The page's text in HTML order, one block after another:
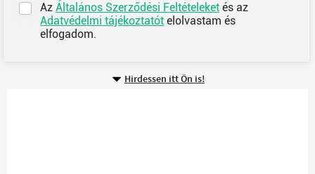
AzÁltalános Szerződési Feltételeket és az
Adatvédelmi tájékoztatót elolvastam és
elfogadom.
Hirdessen itt Ön is!